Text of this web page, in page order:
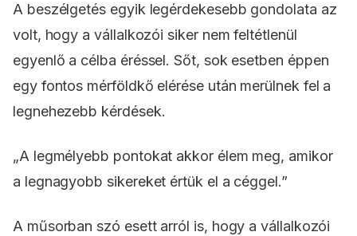
A beszélgetés egyik legérdekesebb gondolata az
volt, hogy a vállalkozói siker nem feltétlenül
egyenlő a célba éréssel. Sőt, sok esetben éppen
egy fontos mérföldkő elérése után merülnek fel a
legnehezebb kérdések.
„A legmélyebb pontokat akkor élem meg, amikor
a legnagyobb sikereket értük el a céggel.”
A műsorban szó esett arról is, hogy a vállalkozói